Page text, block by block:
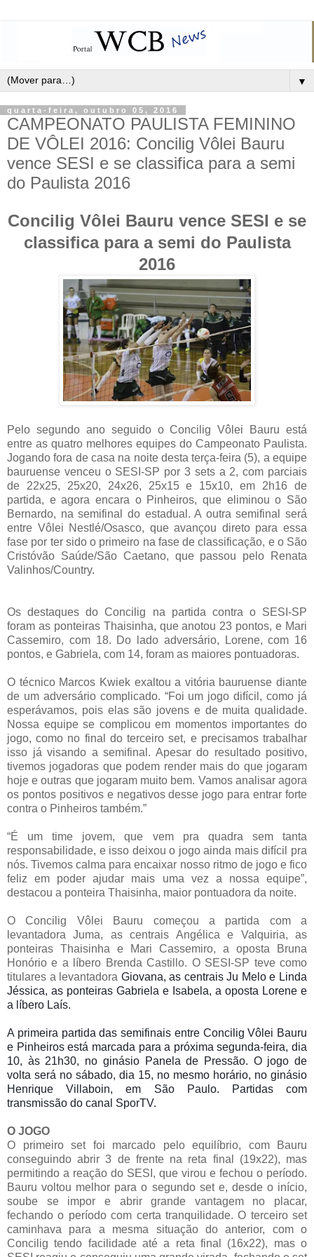
▼
quarta-feira, outubro 05, 2016
CAMPEONATO PAULISTA FEMININO
DE VÔLEI 2016: Concilig Vôlei Bauru
vence SESI e se classifica para a semi
do Paulista 2016
Concilig Vôlei Bauru vence SESI e se
classifica para a semi do Paulista
2016
Pelo segundo ano seguido o Concilig Vôlei Bauru está
entre as quatro melhores equipes do Campeonato Paulista.
Jogando fora de casa na noite desta terça-feira (5), a equipe
bauruense venceu o SESI-SP por 3 sets a 2, com parciais
de 22x25, 25x20, 24x26, 25x15 e 15x10, em 2h16 de
partida, e agora encara o Pinheiros, que eliminou o São
Bernardo, na semifinal do estadual. A outra semifinal será
entre Vôlei Nestlé/Osasco, que avançou direto para essa
fase por ter sido o primeiro na fase de classificação, e o São
Cristóvão Saúde/São Caetano, que passou pelo Renata
Valinhos/Country.
Os destaques do Concilig na partida contra o SESI-SP
foram as ponteiras Thaisinha, que anotou 23 pontos, e Mari
Cassemiro, com 18. Do lado adversário, Lorene, com 16
pontos, e Gabriela, com 14, foram as maiores pontuadoras.
O técnico Marcos Kwiek exaltou a vitória bauruense diante
de um adversário complicado. “Foi um jogo difícil, como já
esperávamos, pois elas são jovens e de muita qualidade.
Nossa equipe se complicou em momentos importantes do
jogo, como no final do terceiro set, e precisamos trabalhar
isso já visando a semifinal. Apesar do resultado positivo,
tivemos jogadoras que podem render mais do que jogaram
hoje e outras que jogaram muito bem. Vamos analisar agora
os pontos positivos e negativos desse jogo para entrar forte
contra o Pinheiros também.”
“É um time jovem, que vem pra quadra sem tanta
responsabilidade, e isso deixou o jogo ainda mais difícil pra
nós. Tivemos calma para encaixar nosso ritmo de jogo e fico
feliz em poder ajudar mais uma vez a nossa equipe”,
destacou a ponteira Thaisinha, maior pontuadora da noite.
O Concilig Vôlei Bauru começou a partida com a
levantadora Juma, as centrais Angélica e Valquiria, as
ponteiras Thaisinha e Mari Cassemiro, a oposta Bruna
Honório e a líbero Brenda Castillo. O SESI-SP teve como
titulares a levantadora Giovana, as centrais Ju Melo e Linda
Jéssica, as ponteiras Gabriela e Isabela, a oposta Lorene e
a líbero Laís.
A primeira partida das semifinais entre Concilig Vôlei Bauru
e Pinheiros está marcada para a próxima segunda-feira, dia
10, às 21h30, no ginásio Panela de Pressão. O jogo de
volta será no sábado, dia 15, no mesmo horário, no ginásio
Henrique Villaboin, em São Paulo. Partidas com
transmissão do canal SporTV.
O JOGO
O primeiro set foi marcado pelo equilíbrio, com Bauru
conseguindo abrir 3 de frente na reta final (19x22), mas
permitindo a reação do SESI, que virou e fechou o período.
Bauru voltou melhor para o segundo set e, desde o início,
soube se impor e abrir grande vantagem no placar,
fechando o período com certa tranquilidade. O terceiro set
caminhava para a mesma situação do anterior, com o
Concilig tendo facilidade até a reta final (16x22), mas o